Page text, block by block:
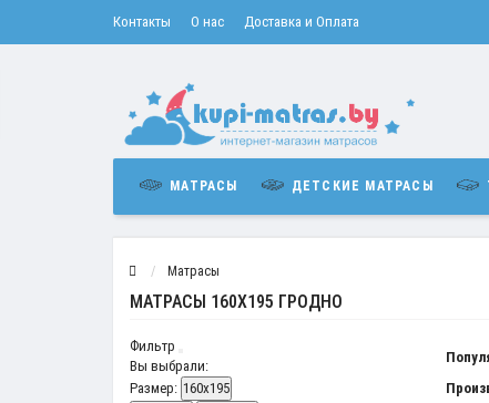
Контакты О нас Доставка и Оплата
МАТРАСЫ ДЕТСКИЕ МАТРАСЫ
Матрасы
МАТРАСЫ 160Х195 ГРОДНО
Фильтр
Вы выбрали:
Размер: 160x195